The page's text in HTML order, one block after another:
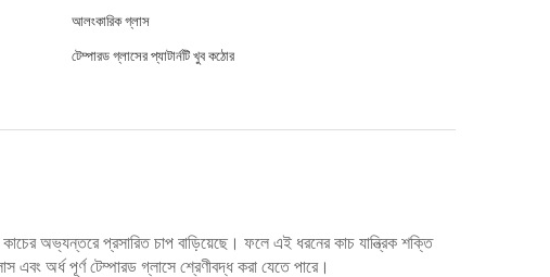
আলংকারিক গ্লাস
টেম্পারড গ্লাসের প্যাটার্নটি খুব কঠোর
কাচের অভ্যন্তরে প্রসারিত চাপ বাড়িয়েছে। ফলে এই ধরনের কাচ যান্ত্রিক শক্তি
এবং অর্ধ পূর্ণ টেম্পারড গ্লাসে শ্রেণীবদ্ধ করা যেতে পারে।